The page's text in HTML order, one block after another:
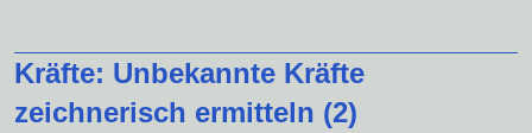
Kräfte: Unbekannte Kräfte
zeichnerisch ermitteln (2)